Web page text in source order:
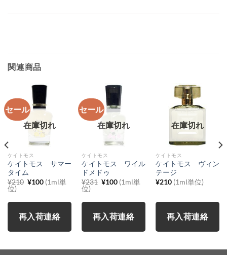
関連商品
セール
在庫切れ
ケイトモス
ケイトモス サマー
タイム
¥210 元
格
¥210
で
た。
¥100現
在
価
は
¥100
す。
(1ml単
位)
再入荷連絡
セール
在庫切れ
ケイトモス
ケイトモス ワイル
ドメドゥ
¥231 元
格
¥231
で
た。
¥100現
在
価
は
¥100
す。
(1ml単
位)
再入荷連絡
在庫切れ
ケイトモス
ケイトモス ヴィン
テージ
¥210 (1ml単位)
再入荷連絡